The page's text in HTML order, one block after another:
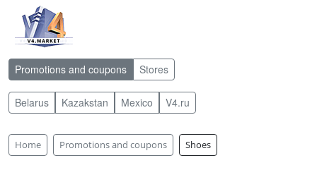
Promotions and coupons Stores
Belarus Kazakstan Mexico V4.ru
Home Promotions and coupons Shoes